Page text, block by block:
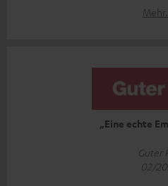
Mehr...
„Eine echte
Guter
02/